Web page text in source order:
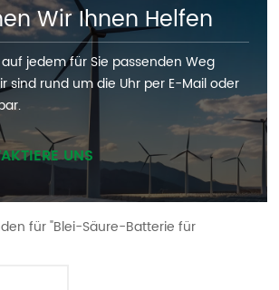
Wir Ihnen Helfen
jedem für Sie passenden Weg
sind rund um die Uhr per E-Mail oder
UNS
für "Blei-Säure-Batterie für